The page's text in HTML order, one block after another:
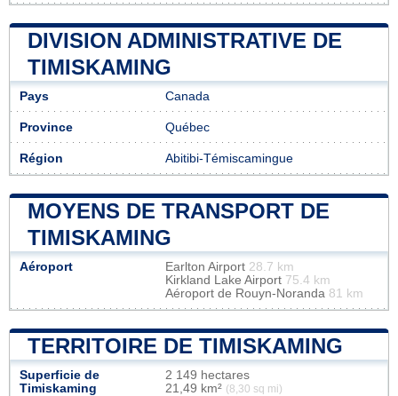
DIVISION ADMINISTRATIVE DE
TIMISKAMING
Pays Canada
Province Québec
Région Abitibi-Témiscamingue
MOYENS DE TRANSPORT DE
TIMISKAMING
Aéroport Earlton Airport 28.7 km
Kirkland Lake Airport 75.4 km
Aéroport de Rouyn-Noranda 81 km
TERRITOIRE DE TIMISKAMING
Superficie de
Timiskaming
2 149 hectares
21,49 km² (8,30 sq mi)